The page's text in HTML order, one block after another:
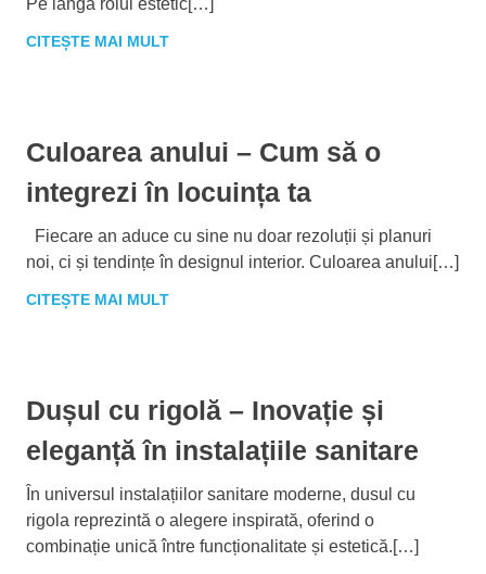
Pe lângă rolul estetic[…]
CITEȘTE MAI MULT
Culoarea anului – Cum să o
integrezi în locuința ta
Fiecare an aduce cu sine nu doar rezoluții și planuri
noi, ci și tendințe în designul interior. Culoarea anului[…]
CITEȘTE MAI MULT
Dușul cu rigolă – Inovație și
eleganță în instalațiile sanitare
În universul instalațiilor sanitare moderne, dusul cu
rigola reprezintă o alegere inspirată, oferind o
combinație unică între funcționalitate și estetică.[…]